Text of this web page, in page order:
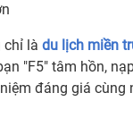
chỉ là du lịch miền
"F5" tâm hồn,
đáng giá cùng